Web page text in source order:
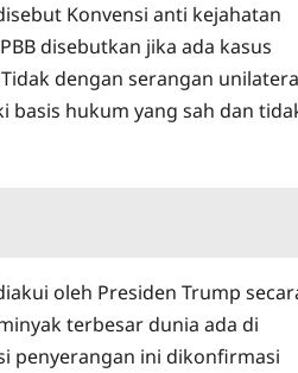
Konvensi anti kejahatan
disebutkan jika ada kasus
dengan serangan
basis hukum yang sah dan
oleh Presiden Trump
terbesar dunia ada di
penyerangan ini dikonfirmasi